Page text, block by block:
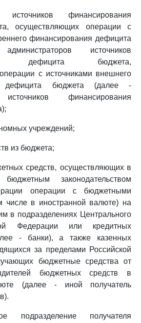
источников финансирования
осуществляющих операции с
финансирования дефицита
источников
дефицита бюджета,
с источниками внешнего
дефицита бюджета (далее -
финансирования
учреждений;
из бюджета;
средств, осуществляющих в
законодательством
операции с бюджетными
числе в иностранной валюте) на
в подразделениях Центрального
Федерации или кредитных
- банки), а также казенных
за пределами Российской
бюджетные средства от
бюджетных средств в
(далее - иной получатель
подразделение получателя